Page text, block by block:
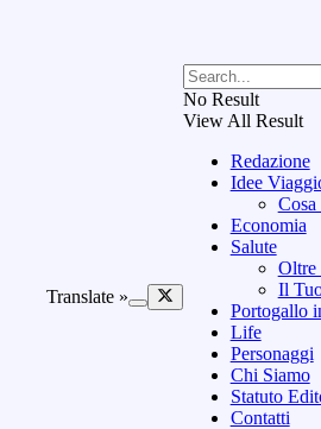
Translate »
No Result
View All Result
Redazione
Idee
Economia
Salute
Oltre
Il
Portogallo
Life
Personaggi
Chi Siamo
Statuto
Contatti